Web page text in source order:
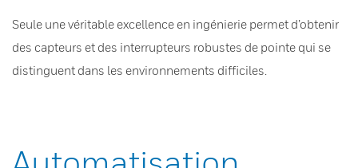
Seule une véritable excellence en ingénierie permet d’obtenir
des capteurs et des interrupteurs robustes de pointe qui se
distinguent dans les environnements difficiles.